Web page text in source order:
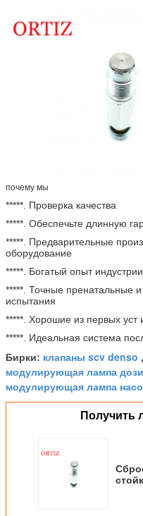
почему мы
*****. Проверка качества
*****. Обеспечьте длинную
*****. Предварительные
оборудование
*****. Богатый опыт индустрии
*****. Точные пренатальные
испытания
*****. Хорошие из первых уст
*****. Идеальная система
Бирки: клапаны scv denso ,
модулирующая лампа
модулирующая лампа
Получить